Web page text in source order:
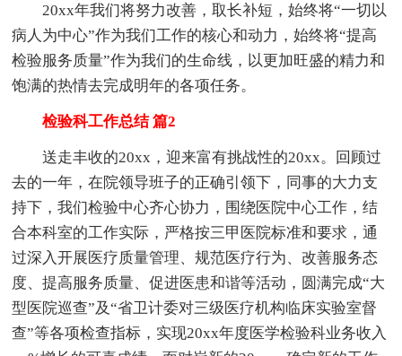
20xx年我们将努力改善，取长补短，始终将“一切以
病人为中心”作为我们工作的核心和动力，始终将“提高
检验服务质量”作为我们的生命线，以更加旺盛的精力和
饱满的热情去完成明年的各项任务。
检验科工作总结 篇2
送走丰收的20xx，迎来富有挑战性的20xx。回顾过
去的一年，在院领导班子的正确引领下，同事的大力支
持下，我们检验中心齐心协力，围绕医院中心工作，结
合本科室的工作实际，严格按三甲医院标准和要求，通
过深入开展医疗质量管理、规范医疗行为、改善服务态
度、提高服务质量、促进医患和谐等活动，圆满完成“大
型医院巡查”及“省卫计委对三级医疗机构临床实验室督
查”等各项检查指标，实现20xx年度医学检验科业务收入